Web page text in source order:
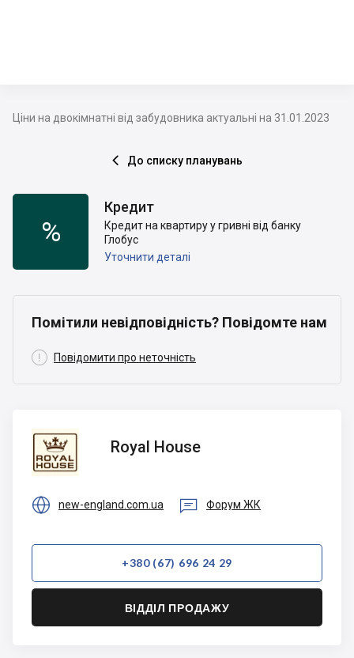
Ціни на двокімнатні від забудовника актуальні на 31.01.2023
 До списку планувань
%
Кредит
Кредит на квартиру у гривні від банку
Глобус
Уточнити деталі
Помітили невідповідність? Повідомте нам
 Повідомити про неточність
Royal
House
Royal House
 new-england.com.ua  Форум ЖК
+380 (67) 696 24 29
ВІДДІЛ ПРОДАЖУ